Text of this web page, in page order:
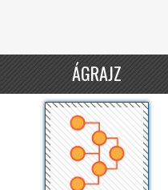
ÁGRAJZ